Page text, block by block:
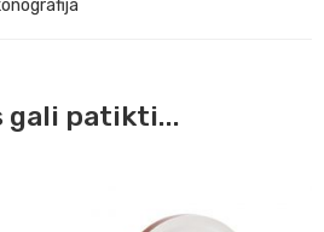
gali patikti...